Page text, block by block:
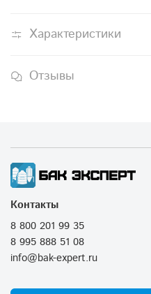
Характеристики
Отзывы
Контакты
8 800 201 99 35
8 995 888 51 08
info@bak-expert.ru